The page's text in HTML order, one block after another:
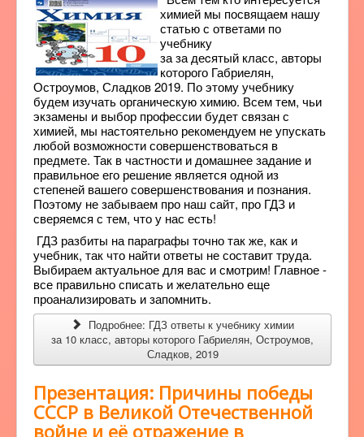
химией мы посвящаем нашу
статью с ответами по
учебнику
за за деcятый класс, авторы
которого Габриелян,
Остроумов, Сладков 2019. По этому учебнику
будем изучать органическую химию. Всем тем, чьи
экзамены и выбор профессии будет связан с
химией, мы настоятельно рекомендуем не упускать
любой возможности совершенствоваться в
предмете. Так в частности и домашнее задание и
правильное его решение является одной из
степеней вашего совершенствования и познания.
Поэтому не забываем про наш сайт, про ГДЗ и
сверяемся с тем, что у нас есть!
ГДЗ разбиты на параграфы точно так же, как и
учебник, так что найти ответы не составит труда.
Выбираем актуальное для вас и смотрим! Главное -
все правильно списать и желательно еще
проанализировать и запомнить.
Подробнее: ГДЗ ответы к учебнику химии
за 10 класс, авторы которого Габриелян, Остроумов,
Сладков, 2019
Презентация: Причины победы
СССР в Великой Отечественной
войне и её отражение в